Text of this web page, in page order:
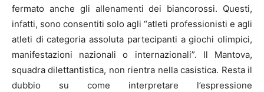
fermato anche gli allenamenti dei biancorossi. Questi,
infatti, sono consentiti solo agli “atleti professionisti e agli
atleti di categoria assoluta partecipanti a giochi olimpici,
manifestazioni nazionali o internazionali”. Il Mantova,
squadra dilettantistica, non rientra nella casistica. Resta il
dubbio su come interpretare l’espressione